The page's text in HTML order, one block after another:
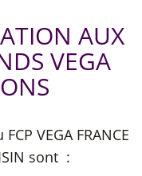
AUX
VEGA
VEGA FRANCE
sont :